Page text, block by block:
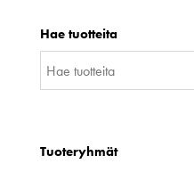
Hae tuotteita
Tuoteryhmät